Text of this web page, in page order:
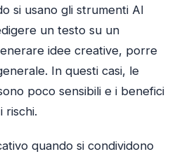
si usano gli strumenti AI
un testo su un
idee creative, porre
In questi casi, le
poco sensibili e i benefici
rischi.
quando si condividono